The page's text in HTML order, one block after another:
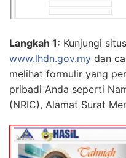
Langkah 1: Kunjungi
www.lhdn.gov.my dan
melihat formulir yang
pribadi Anda seperti
(NRIC), Alamat Surat